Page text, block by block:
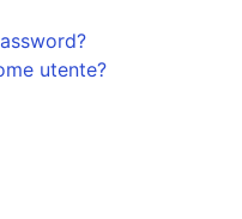
utente?